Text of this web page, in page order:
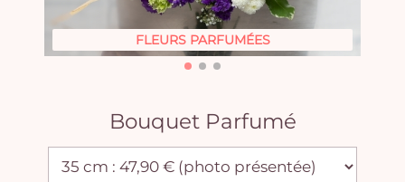
FLEURS PARFUMÉES
Bouquet Parfumé